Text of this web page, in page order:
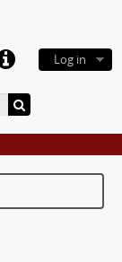
Log in